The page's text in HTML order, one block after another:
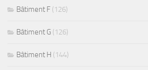
Bâtiment F (126)
Bâtiment G (126)
Bâtiment H (144)